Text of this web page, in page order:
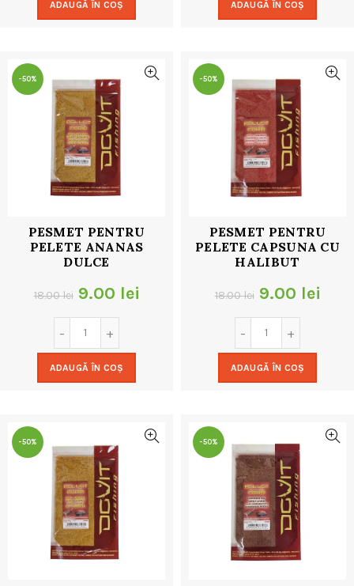
fost:
ADAUGĂ ÎN COȘ
fost:
ADAUGĂ ÎN COȘ
-50%
PESMET PENTRU
PELETE ANANAS
DULCE
18.00lei Prețul
inițial
a
fost:
9.00 lei
ADAUGĂ ÎN COȘ
-50%
PESMET PENTRU
PELETE CAPSUNA CU
HALIBUT
18.00lei Prețul
inițial
a
fost:
9.00 lei
ADAUGĂ ÎN COȘ
-50% -50%